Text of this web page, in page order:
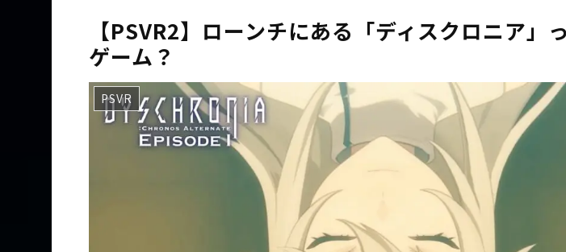
Powered by livedoor 相互RSS
【PSVR2】ローンチにある「ディスクロニア」
ゲーム？
PSVR